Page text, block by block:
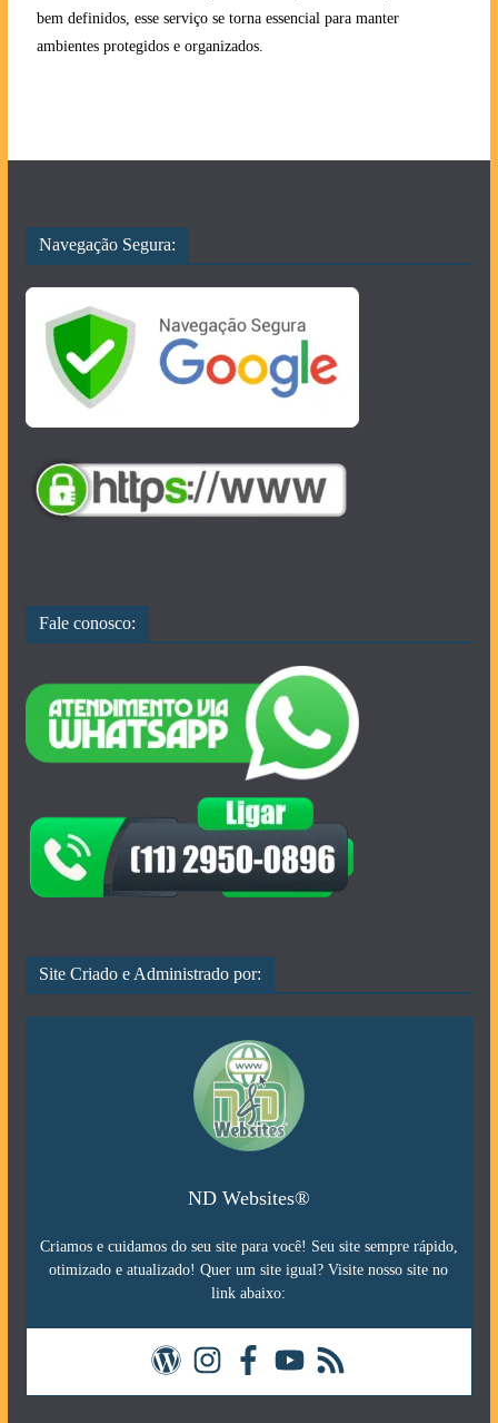
bem definidos, esse serviço se torna essencial para manter
ambientes protegidos e organizados.
Navegação Segura:
Fale conosco:
Site Criado e Administrado por:
ND Websites®
Criamos e cuidamos do seu site para você! Seu site sempre rápido,
otimizado e atualizado! Quer um site igual? Visite nosso site no
link abaixo: